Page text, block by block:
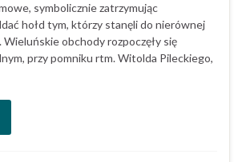
symbolicznie zatrzymując
hołd tym, którzy stanęli do nierównej
obchody rozpoczęły się
przy pomniku rtm. Witolda Pileckiego,